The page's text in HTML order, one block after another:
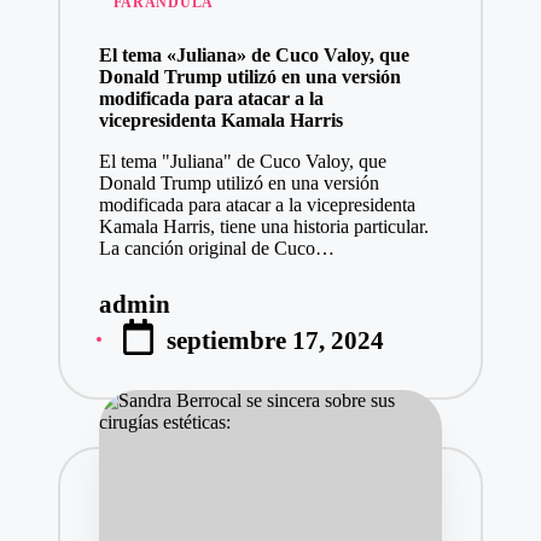
El tema «Juliana» de Cuco Valoy, que
Donald Trump utilizó en una versión
modificada para atacar a la
vicepresidenta Kamala Harris
El tema "Juliana" de Cuco Valoy, que
Donald Trump utilizó en una versión
modificada para atacar a la vicepresidenta
Kamala Harris, tiene una historia particular.
La canción original de Cuco…
Publicado
por
admin
septiembre 17, 2024